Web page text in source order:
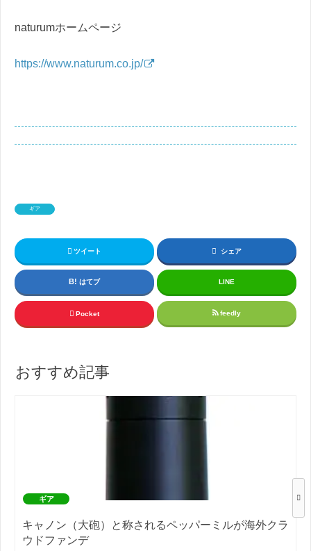
naturumホームページ
https://www.naturum.co.jp/
ギア
ツイート シェア
はてブ LINE
Pocket feedly
おすすめ記事
ギア
キャノン（大砲）と称されるペッパーミルが海外クラ
ウドファンデ